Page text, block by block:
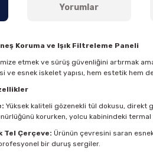
Yorumlar
Koruma ve Işık Filtreleme Paneli
etmek ve sürüş güvenliğini artırmak
ve esnek iskelet yapısı, hem estetik hem
Yüksek kaliteli gözenekli tül dokusu, direkt
korurken, yolcu kabinindeki
Tel Çerçeve: Ürünün çevresini saran
bir duruş sergiler.